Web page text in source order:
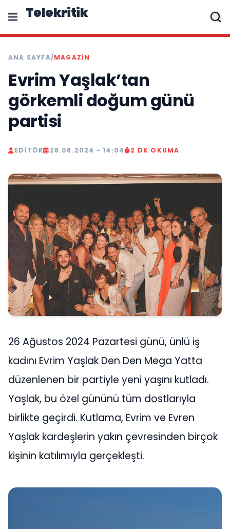
Telekritik
ANA SAYFA/MAGAZIN
Evrim Yaşlak’tan
görkemli doğum günü
partisi
EDITÖR 28.08.2024 - 14:04 2 DK OKUMA
26 Ağustos 2024 Pazartesi günü, ünlü iş
kadını Evrim Yaşlak Den Den Mega Yatta
düzenlenen bir partiyle yeni yaşını kutladı.
Yaşlak, bu özel gününü tüm dostlarıyla
birlikte geçirdi. Kutlama, Evrim ve Evren
Yaşlak kardeşlerin yakın çevresinden birçok
kişinin katılımıyla gerçekleşti.